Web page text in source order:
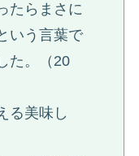
たらまさに
いう言葉で
た。（20
る美味し